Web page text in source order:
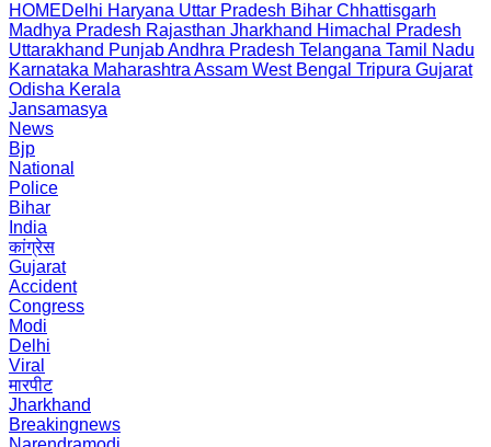
HOMEDelhi Haryana Uttar Pradesh Bihar Chhattisgarh
Madhya Pradesh Rajasthan Jharkhand Himachal Pradesh
Uttarakhand PunjabAndhra Pradesh Telangana Tamil Nadu
Karnataka Maharashtra Assam West Bengal Tripura Gujarat
Odisha Kerala
Jansamasya
News
Bjp
National
Police
Bihar
India
कांग्रेस
Gujarat
Accident
Congress
Modi
Delhi
Viral
मारपीट
Jharkhand
Breakingnews